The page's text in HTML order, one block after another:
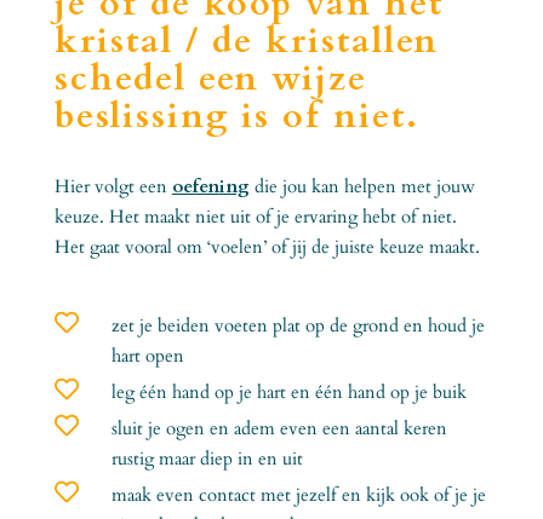
kristal / de kristallen
schedel een wijze
beslissing is of niet.
Hier volgt een oefeningdie jou kan helpen met jouw
keuze. Het maakt niet uit of je ervaring hebt of niet.
Het gaat vooral om ‘voelen’ of jij de juiste keuze maakt.

zet je beiden voeten plat op de grond en houd je
hart open
 leg één hand op je hart en één hand op je buik

sluit je ogen en adem even een aantal keren
rustig maar diep in en uit

maak even contact met jezelf en kijk ook of je je